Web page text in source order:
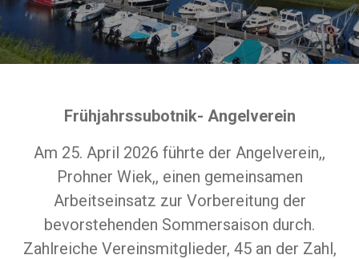
Frühjahrssubotnik- Angelverein
Am 25. April 2026 führte der Angelverein,,
Prohner Wiek,, einen gemeinsamen
Arbeitseinsatz zur Vorbereitung der
bevorstehenden Sommersaison durch.
Zahlreiche Vereinsmitglieder, 45 an der Zahl,